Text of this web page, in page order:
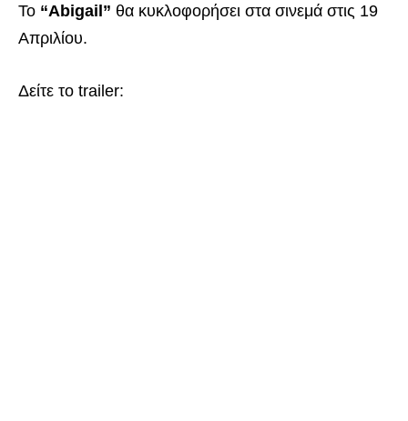
Το “Abigail” θα κυκλοφορήσει στα σινεμά στις 19
Απριλίου.
Δείτε το trailer: